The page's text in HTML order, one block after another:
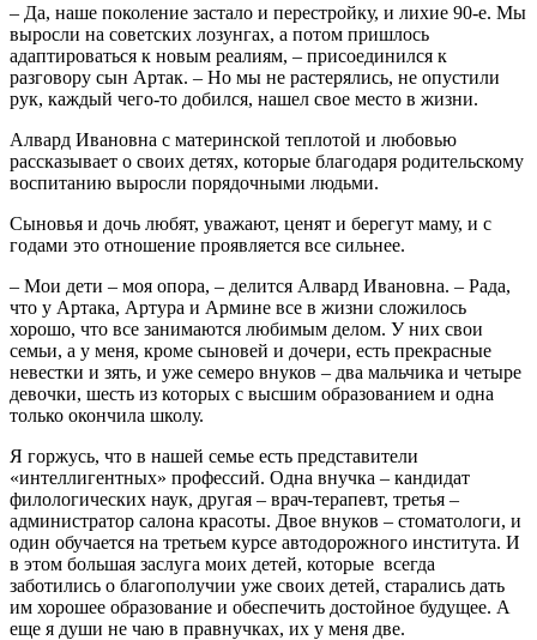
– Да, наше поколение застало и перестройку, и лихие 90-е. Мы
выросли на советских лозунгах, а потом пришлось
адаптироваться к новым реалиям, – присоединился к
разговору сын Артак. – Но мы не растерялись, не опустили
рук, каждый чего-то добился, нашел свое место в жизни.
Алвард Ивановна с материнской теплотой и любовью
рассказывает о своих детях, которые благодаря родительскому
воспитанию выросли порядочными людьми.
Сыновья и дочь любят, уважают, ценят и берегут маму, и с
годами это отношение проявляется все сильнее.
– Мои дети – моя опора, – делится Алвард Ивановна. – Рада,
что у Артака, Артура и Армине все в жизни сложилось
хорошо, что все занимаются любимым делом. У них свои
семьи, а у меня, кроме сыновей и дочери, есть прекрасные
невестки и зять, и уже семеро внуков – два мальчика и четыре
девочки, шесть из которых с высшим образованием и одна
только окончила школу.
Я горжусь, что в нашей семье есть представители
«интеллигентных» профессий. Одна внучка – кандидат
филологических наук, другая – врач-терапевт, третья –
администратор салона красоты. Двое внуков – стоматологи, и
один обучается на третьем курсе автодорожного института. И
в этом большая заслуга моих детей, которые всегда
заботились о благополучии уже своих детей, старались дать
им хорошее образование и обеспечить достойное будущее. А
еще я души не чаю в правнучках, их у меня две.